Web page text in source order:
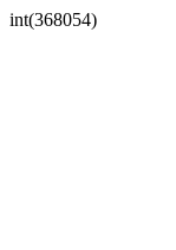
int(368054)